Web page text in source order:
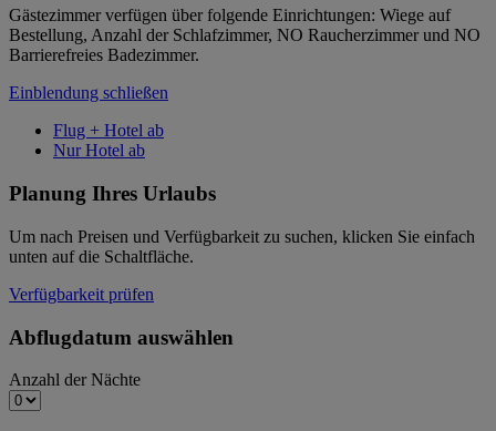
Gästezimmer verfügen über folgende Einrichtungen: Wiege auf
Bestellung, Anzahl der Schlafzimmer, NO Raucherzimmer und NO
Barrierefreies Badezimmer.
Einblendung schließen
Flug + Hotel ab
Nur Hotel ab
Planung Ihres Urlaubs
Um nach Preisen und Verfügbarkeit zu suchen, klicken Sie einfach
unten auf die Schaltfläche.
Verfügbarkeit prüfen
Abflugdatum auswählen
Anzahl der Nächte